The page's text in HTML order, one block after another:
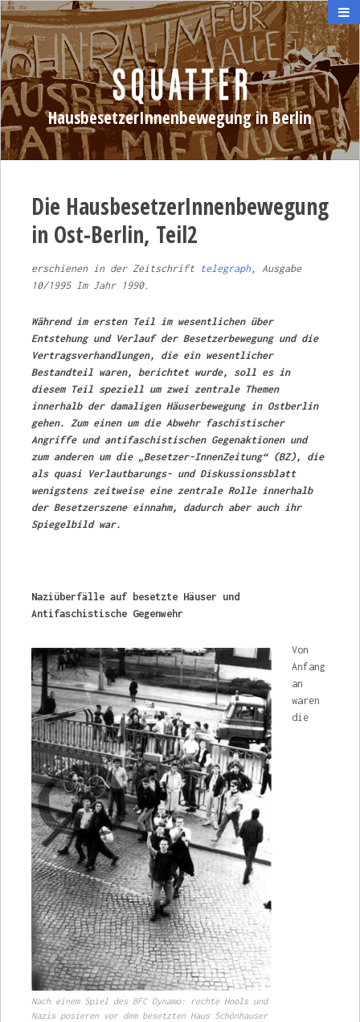
HausbesetzerInnenbewegung in Berlin
Die HausbesetzerInnenbewegung
in Ost-Berlin, Teil2
erschienen in der Zeitschrift telegraph, Ausgabe
10/1995 Im Jahr 1990.
Während im ersten Teil im wesentlichen über
Entstehung und Verlauf der Besetzerbewegung und die
Vertragsverhandlungen, die ein wesentlicher
Bestandteil wa­ren, berichtet wurde, soll es in
diesem Teil speziell um zwei zentrale Themen
innerhalb der damaligen Häuserbewegung in Ostberlin
gehen. Zum einen um die Abwehr faschistischer
Angriffe und antifaschistischen Gegenaktionen und
zum anderen um die „Besetzer-InnenZeitung“ (BZ), die
als quasi Verlautbarungs- und Diskussionssblatt
wenigstens zeitweise eine zentrale Rolle innerhalb
der Besetzerszene einnahm, dadurch aber auch ihr
Spiegelbild war.
Naziüberfälle auf besetzte Häuser und
Antifaschistische Gegenwehr
Nach einem Spiel des BFC Dynamo: rechte Hools und
Nazis posieren vor dem besetzten Haus Schönhauser
Von
Anfang
an
waren
die